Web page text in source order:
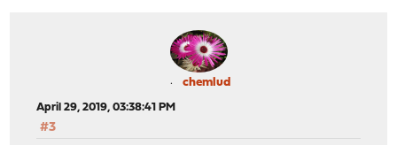
chemlud
April 29, 2019, 03:38:41 PM
#3